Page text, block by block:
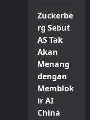
Zuckerbe
rg Sebut
AS Tak
Akan
Menang
dengan
Memblok
ir AI
China